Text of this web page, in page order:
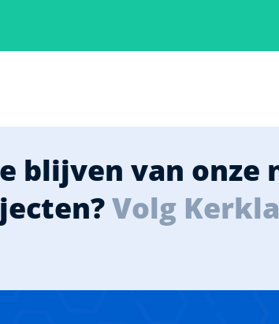
blijven van onze
Volg